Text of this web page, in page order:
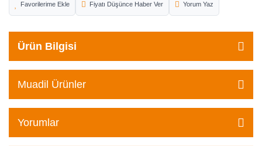
Fiyatı Düşünce Haber Ver Yorum Yaz
Ürün Bilgisi
Muadil Ürünler
Yorumlar